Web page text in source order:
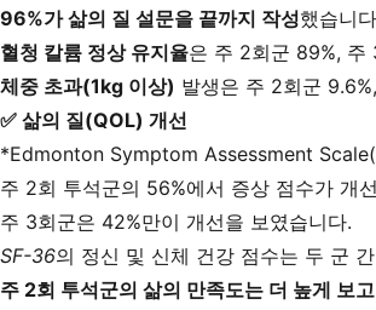
96%가 삶의 질 설문을 끝까지 작성했습니
혈청 칼륨 정상 유지율은 주 2회군 89%, 주
체중 초과(1kg 이상) 발생은 주 2회군
✅ 삶의 질(QOL) 개선
*Edmonton Symptom Assessment
주 2회 투석군의 56%에서 증상 점수가 개
주 3회군은 42%만이 개선을 보였습니다.
SF-36의 정신 및 신체 건강 점수는 두 군
주 2회 투석군의 삶의 만족도는 더 높게 보고